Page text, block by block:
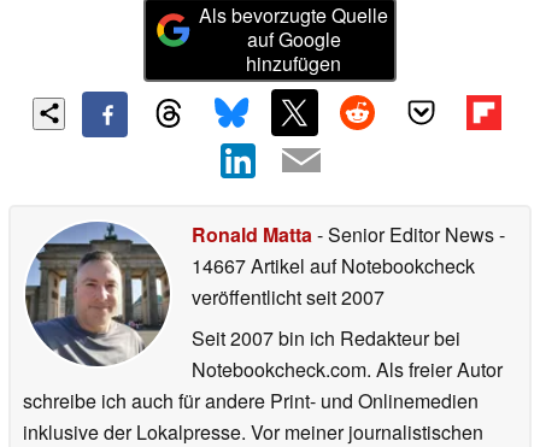
Als bevorzugte Quelle
auf Google
hinzufügen
Ronald Matta- Senior Editor News-
14667 Artikel auf Notebookcheck
veröffentlichtseit 2007
Seit 2007 bin ich Redakteur bei
Notebookcheck.com. Als freier Autor
schreibe ich auch für andere Print- und Onlinemedien
inklusive der Lokalpresse. Vor meiner journalistischen